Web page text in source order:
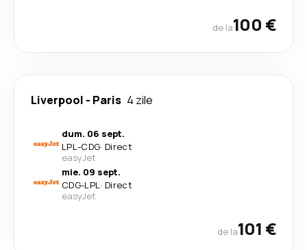
de la100 €
Liverpool - Paris 4 zile
dum. 06 sept.
LPL-CDG· Direct
easyJet
mie. 09 sept.
CDG-LPL· Direct
easyJet
de la101 €